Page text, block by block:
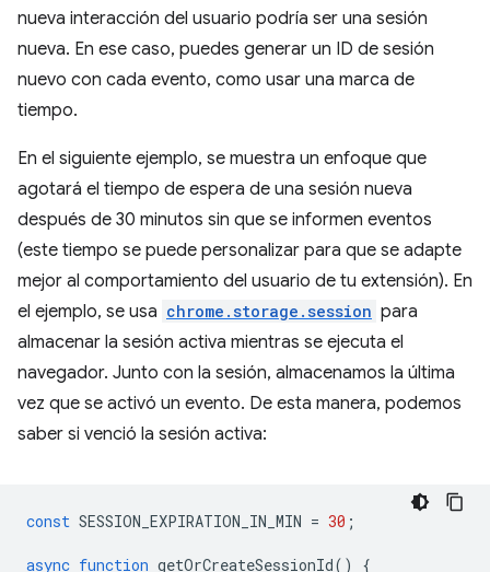
nueva interacción del usuario podría ser una sesión
nueva. En ese caso, puedes generar un ID de sesión
nuevo con cada evento, como usar una marca de
tiempo.
En el siguiente ejemplo, se muestra un enfoque que
agotará el tiempo de espera de una sesión nueva
después de 30 minutos sin que se informen eventos
(este tiempo se puede personalizar para que se adapte
mejor al comportamiento del usuario de tu extensión). En
el ejemplo, se usa chrome.storage.session para
almacenar la sesión activa mientras se ejecuta el
navegador. Junto con la sesión, almacenamos la última
vez que se activó un evento. De esta manera, podemos
saber si venció la sesión activa:
const SESSION_EXPIRATION_IN_MIN = 30 ;
async function getOrCreateSessionId() {